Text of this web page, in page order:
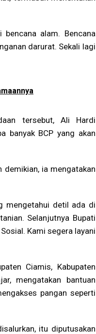
bencana alam. Bencana
darurat. Sekali lagi
tersebut, Ali Hardi
banyak BCP yang akan
demikian, ia mengatakan
mengetahui detil ada di
Selanjutnya Bupati
Kami segera layani
Ciamis, Kabupaten
mengatakan bantuan
pangan seperti
itu diputusakan